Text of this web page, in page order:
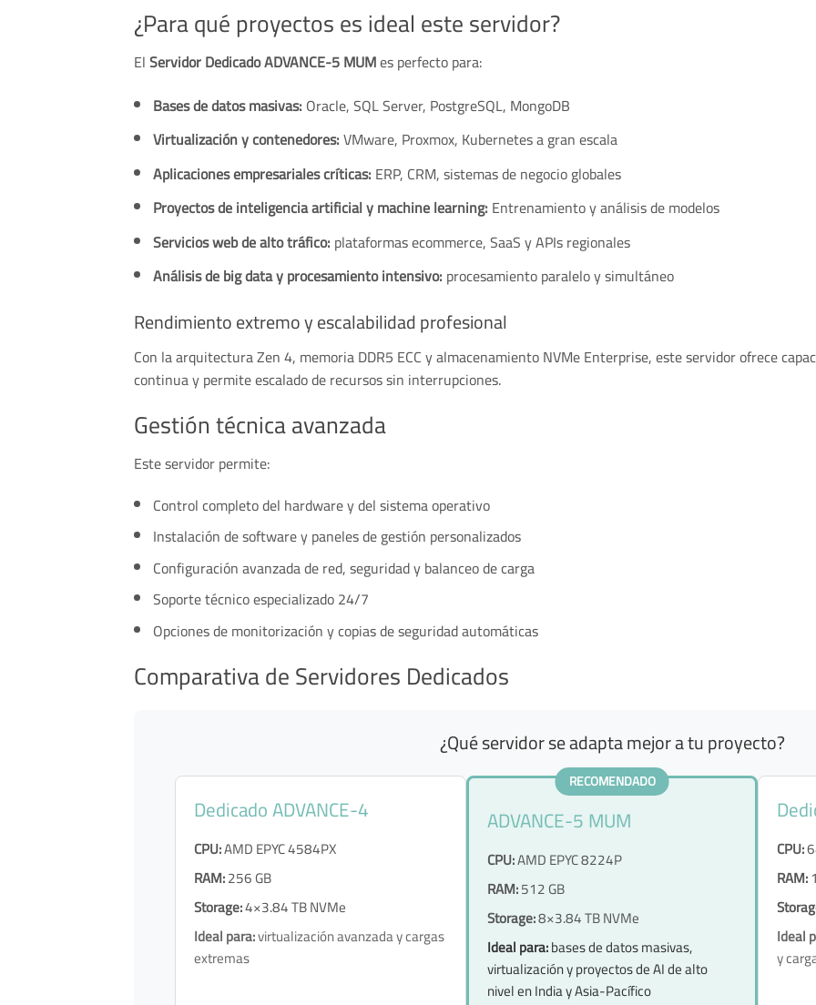
¿Para qué proyectos es ideal este servidor?
ElServidor Dedicado ADVANCE-5 MUMes perfecto para:
Bases de datos masivas: Oracle, SQL Server, PostgreSQL, MongoDB
Virtualización y contenedores:VMware, Proxmox, Kubernetes a gran escala
Aplicaciones empresariales críticas: ERP, CRM, sistemas de negocio globales
Proyectos de inteligencia artificial y machine learning: Entrenamiento y análisis de modelos
Servicios web de alto tráfico: plataformas ecommerce, SaaS y APIs regionales
Análisis de big data y procesamiento intensivo: procesamiento paralelo y simultáneo
Rendimiento extremo y escalabilidad profesional
Con la arquitectura Zen 4, memoria DDR5 ECC y almacenamiento NVMe Enterprise, este servidor ofrece
continua y permite escalado de recursos sin interrupciones.
Gestión técnica avanzada
Este servidor permite:
Control completo del hardware y del sistema operativo
Instalación de software y paneles de gestión personalizados
Configuración avanzada de red, seguridad y balanceo de carga
Soporte técnico especializado 24/7
Opciones de monitorización y copias de seguridad automáticas
Comparativa de Servidores Dedicados
¿Qué servidor se adapta mejor a tu proyecto?
Dedicado ADVANCE-4
CPU:AMD EPYC 4584PX
RAM:256 GB
Storage:4×3.84 TB NVMe
Ideal para:virtualización avanzada y cargas
extremas
RECOMENDADO
ADVANCE-5 MUM
CPU:AMD EPYC 8224P
RAM:512 GB
Storage:8×3.84 TB NVMe
Ideal para:bases de datos masivas,
virtualización y proyectos de AI de alto
nivel en India y Asia-Pacífico
CPU:
RAM:
Ideal
y